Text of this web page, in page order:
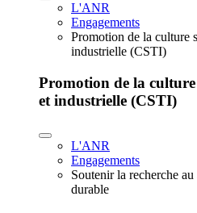
L'ANR
Engagements
Promotion de la culture
industrielle (CSTI)
Promotion de la
et industrielle (CSTI)
L'ANR
Engagements
Soutenir la recherche
durable